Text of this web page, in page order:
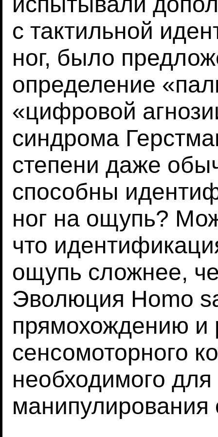
с тактильной
ног, было
определение
«цифровой
синдрома
степени даже
способны
ног на ощупь?
что
ощупь сложнее,
Эволюция Homo
прямохождению и
сенсомоторного
необходимого для
манипулирования